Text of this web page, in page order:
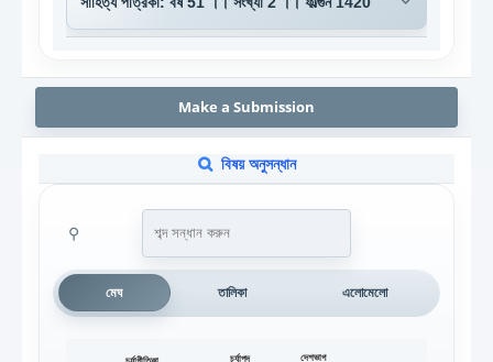
Make a Submission
বিষয় অনুসন্ধান
⚲
মেঘ তালিকা এলোমেলো
চর্যাপদ দেশভাগ